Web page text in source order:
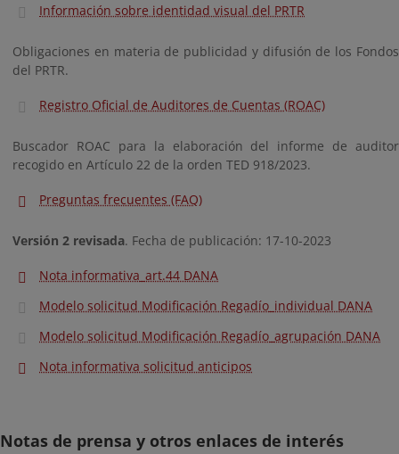
Información sobre identidad visual del PRTR
Obligaciones en materia de publicidad y difusión de los Fondos
del PRTR.
Registro Oficial de Auditores de Cuentas (ROAC)
Buscador ROAC para la elaboración del informe de auditor
recogido en Artículo 22 de la orden TED 918/2023.
Preguntas frecuentes (FAQ)
Versión 2 revisada. Fecha de publicación: 17-10-2023
Nota informativa_art.44 DANA
Modelo solicitud Modificación Regadío_individual DANA
Modelo solicitud Modificación Regadío_agrupación DANA
Nota informativa solicitud anticipos
Notas de prensa y otros enlaces de interés